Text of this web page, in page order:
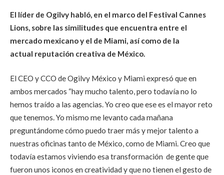
El líder de Ogilvy habló, en el marco del Festival Cannes
Lions, sobre las similitudes que encuentra entre el
mercado mexicano y el de Miami, así como de la
actual reputación creativa de México.
El CEO y CCO de Ogilvy México y Miami expresó que en
ambos mercados “hay mucho talento, pero todavía no lo
hemos traído a las agencias. Yo creo que ese es el mayor reto
que tenemos. Yo mismo me levanto cada mañana
preguntándome cómo puedo traer más y mejor talento a
nuestras oficinas tanto de México, como de Miami. Creo que
todavía estamos viviendo esa transformación de gente que
fueron unos iconos en creatividad y que no tienen el gesto de